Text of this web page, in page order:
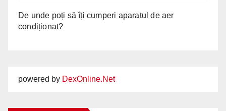
De unde poți să îți cumperi aparatul de aer
condiționat?
powered by DexOnline.Net